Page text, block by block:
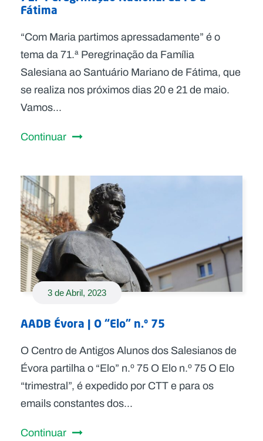
Fátima
“Com Maria partimos apressadamente” é o
tema da 71.ª Peregrinação da Família
Salesiana ao Santuário Mariano de Fátima, que
se realiza nos próximos dias 20 e 21 de maio.
Vamos...
Continuar
3 de Abril, 2023
AADB Évora | O “Elo” n.º 75
O Centro de Antigos Alunos dos Salesianos de
Évora partilha o “Elo” n.º 75 O Elo n.º 75 O Elo
“trimestral”, é expedido por CTT e para os
emails constantes dos...
Continuar